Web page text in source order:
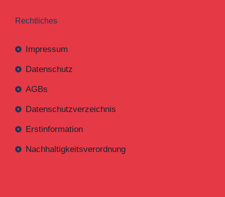
Rechtliches
Impressum
Datenschutz
AGBs
Datenschutzverzeichnis
Erstinformation
Nachhaltigkeitsverordnung